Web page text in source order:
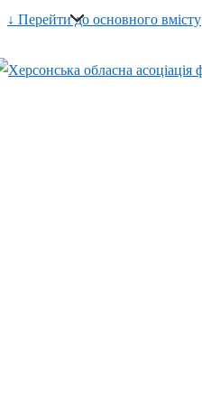
↓ Перейти до основного вмісту